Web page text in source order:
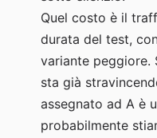
Quel costo è il
durata del test,
variante peggiore.
sta già
assegnato ad A è
probabilmente